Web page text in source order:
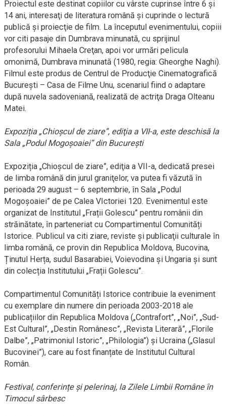
Proiectul este destinat copiilor cu vârste cuprinse între 6 şi
14 ani, interesaţi de literatura română și cuprinde o lectură
publică şi proiecţie de film. La începutul evenimentului, copiii
vor citi pasaje din Dumbrava minunată, cu sprijinul
profesorului Mihaela Creţan, apoi vor urmări pelicula
omonimă, Dumbrava minunată (1980, regia: Gheorghe Naghi).
Filmul este produs de Centrul de Producţie Cinematografică
Bucureşti – Casa de Filme Unu, scenariul fiind o adaptare
după nuvela sadoveniană, realizată de actriţa Draga Olteanu
Matei.
Expoziția „Chioșcul de ziare”, ediţia a VII-a, este deschisă la
Sala „Podul Mogoşoaiei” din Bucureşti
Expoziția „Chioșcul de ziare”, ediţia a VII-a, dedicată presei
de limba română din jurul graniţelor, va putea fi văzută în
perioada 29 august – 6 septembrie, în Sala „Podul
Mogoşoaiei” de pe Calea VIctoriei 120. Evenimentul este
organizat de Institutul „Frații Golescu” pentru românii din
străinătate, în parteneriat cu Compartimentul Comunități
Istorice. Publicul va citi ziare, reviste şi publicaţii culturale în
limba română, ce provin din Republica Moldova, Bucovina,
Ținutul Herța, sudul Basarabiei, Voievodina și Ungaria și sunt
din colecția Institutului „Frații Golescu”.
Compartimentul Comunități Istorice contribuie la eveniment
cu exemplare din numere din perioada 2003-2018 ale
publicațiilor din Republica Moldova („Contrafort”, „Noi”, „Sud-
Est Cultural”, „Destin Românesc”, „Revista Literară”, „Florile
Dalbe”, „Patrimoniul Istoric”, „Philologia”) și Ucraina („Glasul
Bucovinei”), care au fost finanțate de Institutul Cultural
Român.
Festival, conferințe și pelerinaj, la Zilele Limbii Române în
Timocul sârbesc